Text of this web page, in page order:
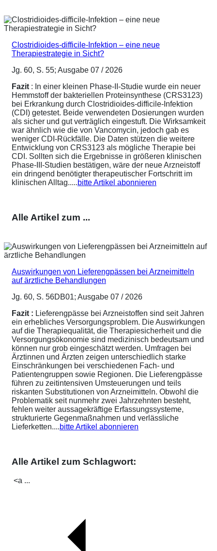
Clostridioides-difficile-Infektion – eine neue
Therapiestrategie in Sicht?
Jg. 60, S. 55; Ausgabe 07 / 2026
Fazit : In einer kleinen Phase-II-Studie wurde ein neuer
Hemmstoff der bakteriellen Proteinsynthese (CRS3123)
bei Erkrankung durch Clostridioides-difficile-Infektion
(CDI) getestet. Beide verwendeten Dosierungen wurden
als sicher und gut verträglich eingestuft. Die Wirksamkeit
war ähnlich wie die von Vancomycin, jedoch gab es
weniger CDI-Rückfälle. Die Daten stützen die weitere
Entwicklung von CRS3123 als mögliche Therapie bei
CDI. Sollten sich die Ergebnisse in größeren klinischen
Phase-III-Studien bestätigen, wäre der neue Arzneistoff
ein dringend benötigter therapeutischer Fortschritt im
klinischen Alltag.....bitte Artikel abonnieren
Alle Artikel zum ...
Auswirkungen von Lieferengpässen bei Arzneimitteln
auf ärztliche Behandlungen
Jg. 60, S. 56DB01; Ausgabe 07 / 2026
Fazit : Lieferengpässe bei Arzneistoffen sind seit Jahren
ein erhebliches Versorgungsproblem. Die Auswirkungen
auf die Therapiequalität, die Therapiesicherheit und die
Versorgungsökonomie sind medizinisch bedeutsam und
können nur grob eingeschätzt werden. Umfragen bei
Ärztinnen und Ärzten zeigen unterschiedlich starke
Einschränkungen bei verschiedenen Fach- und
Patientengruppen sowie Regionen. Die Lieferengpässe
führen zu zeitintensiven Umsteuerungen und teils
riskanten Substitutionen von Arzneimitteln. Obwohl die
Problematik seit nunmehr zwei Jahrzehnten besteht,
fehlen weiter aussagekräftige Erfassungssysteme,
strukturierte Gegenmaßnahmen und verlässliche
Lieferketten....bitte Artikel abonnieren
Alle Artikel zum Schlagwort:
<a ...